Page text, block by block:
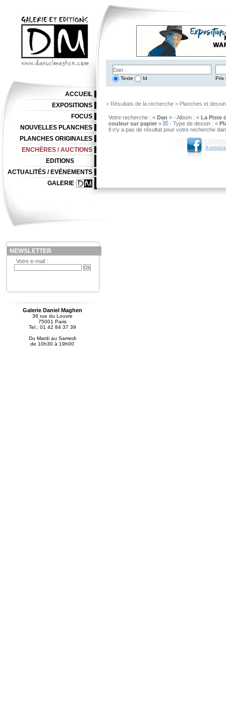
Texte Id Prix
> Résultats de la recherche > Planches et
Votre recherche : « Dan » - Album : « La Piste
couleur sur papier » - Type de dessin : «
Il n'y a pas de résultat pour votre recherche
A
ACCUEIL
EXPOSITIONS
FOCUS
NOUVELLES PLANCHES
PLANCHES ORIGINALES
ENCHÈRES / AUCTIONS
EDITIONS
ACTUALITÉS / EVÉNEMENTS
GALERIE
NEWSLETTER
Votre e-mail :
Galerie Daniel Maghen
36 rue du Louvre
75001 Paris
Tel.: 01 42 84 37 39
Du Mardi au Samedi
de 10h30 à 19h00